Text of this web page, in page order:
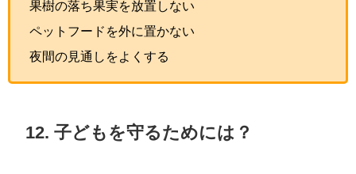
果樹の落ち果実を放置しない
ペットフードを外に置かない
夜間の見通しをよくする
12. 子どもを守るためには？